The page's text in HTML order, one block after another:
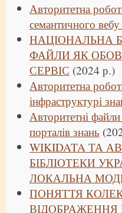
Авторитетна
семантичного
НАЦІОНАЛЬНА
ФАЙЛИ ЯК
СЕРВІС (2024 р.)
Авторитетна
інфраструктурі
Авторитетні файли
порталів знань
WIKIDATA ТА
БІБЛІОТЕКИ
ЛОКАЛЬНА
ПОНЯТТЯ